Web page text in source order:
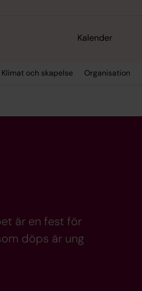
Kalender
Klimat och skapelse Organisation
är en fest för
döps är ung